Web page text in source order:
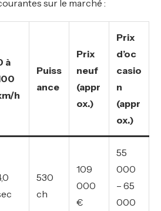
sur le marché :
à
h
Puiss
ance
Prix
neuf
(appr
ox.)
Prix
d’oc
casio
n
(appr
ox.)
530
ch
109
000
€
55
000
– 65
000